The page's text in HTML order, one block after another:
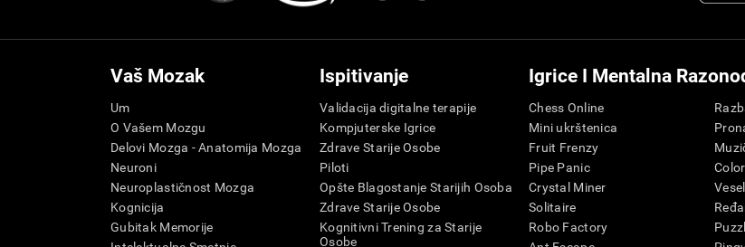
Vaš Mozak
Um
O Vašem Mozgu
Delovi Mozga - Anatomija Mozga
Neuroni
Neuroplastičnost Mozga
Kognicija
Gubitak Memorije
Ispitivanje
Validacija digitalne terapije
Kompjuterske Igrice
Zdrave Starije Osobe
Piloti
Opšte Blagostanje Starijih Osoba
Zdrave Starije Osobe
Kognitivni Trening za Starije
Osobe
Igrice I Mentalna
Chess Online
Mini ukrštenica
Fruit Frenzy
Pipe Panic
Crystal Miner
Solitaire
Robo Factory